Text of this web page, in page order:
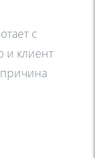
с
и клиент
причина